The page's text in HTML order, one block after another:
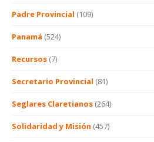
Padre Provincial (109)
Panamá (524)
Recursos (7)
Secretario Provincial (81)
Seglares Claretianos (264)
Solidaridad y Misión (457)